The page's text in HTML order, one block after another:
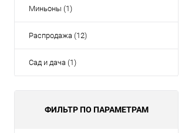
Миньоны (1)
Распродажа (12)
Сад и дача (1)
ФИЛЬТР ПО ПАРАМЕТРАМ